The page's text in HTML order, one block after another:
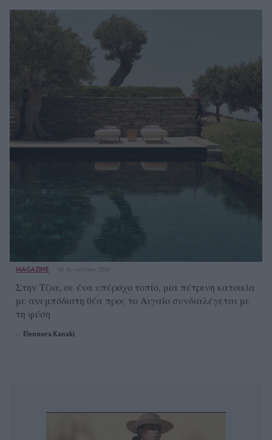
MAGAZINE 08 Αυγούστου 2026
Στην Τζια, σε ένα υπέροχο τοπίο, μια πέτρινη κατοικία
με ανεμπόδιστη θέα προς το Αιγαίο συνδιαλέγεται με
τη φύση
Eleonora Kanaki